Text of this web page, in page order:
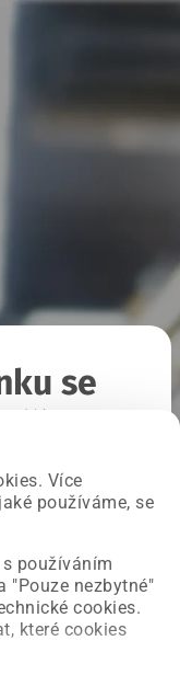
Více
používáme, se
používáním
"Pouze nezbytné"
cookies.
které cookies
se
ji opravujeme.
stránku.
strana